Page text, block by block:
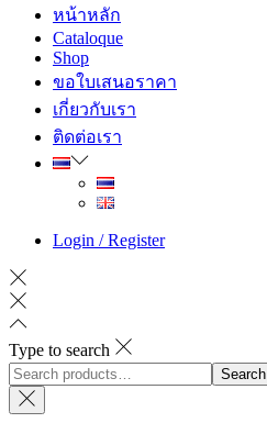
หน้าหลัก
Cataloque
Shop
ขอใบเสนอราคา
เกี่ยวกับเรา
ติดต่อเรา
Login / Register
Type to search
Search
for:>
Search